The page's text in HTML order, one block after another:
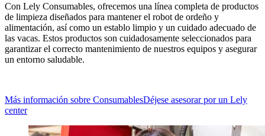
Con Lely Consumables, ofrecemos una línea completa de productos
de limpieza diseñados para mantener el robot de ordeño y
alimentación, así como un establo limpio y un cuidado adecuado de
las vacas. Estos productos son cuidadosamente seleccionados para
garantizar el correcto mantenimiento de nuestros equipos y asegurar
un entorno saludable.
Más información sobre ConsumablesDéjese asesorar por un Lely
center